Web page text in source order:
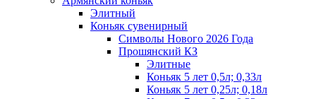
Элитный
Коньяк сувенирный
Символы Нового 2026 Года
Прошянский КЗ
Элитные
Коньяк 5 лет 0,5л; 0,33л
Коньяк 5 лет 0,25л; 0,18л